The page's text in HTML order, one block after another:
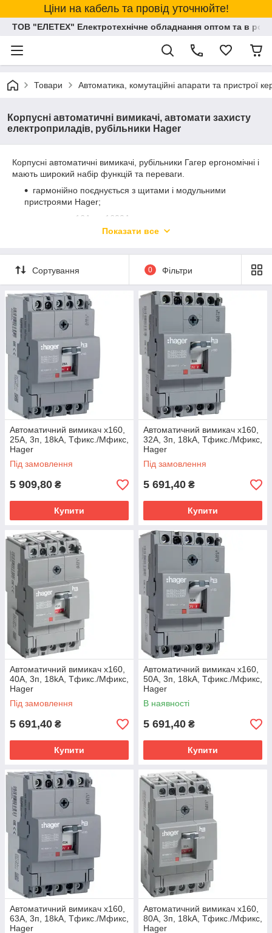
Ціни на кабель та провід уточнюйте!
ТОВ "ЕЛЕТЕХ" Електротехнічне обладнання оптом та в
Товари Автоматика, комутаційні апарати та пристрої
Корпусні автоматичні вимикачі, автомати захисту
електроприладів, рубільники Hager
Корпусні автоматичні вимикачі, рубільники Гагер ергономічні і
мають широкий набір функцій та переваги.
гармонійно поєднується з щитами і модульними
пристроями Hager;
на токи от 16А до 1600А;
повний асортимент аксесуарів;
селективність і захист генератора;
просто - защелковуванням.
Показати все
Сортування 0 Фільтри
Автоматичний вимикач x160,
25А, 3п, 18kA, Тфикс./Мфикс,
Hager
Під замовлення
5 909,80 ₴
Купити
Автоматичний вимикач x160,
32А, 3п, 18kA, Тфикс./Мфикс,
Hager
Під замовлення
5 691,40 ₴
Купити
Автоматичний вимикач x160,
40А, 3п, 18kA, Тфикс./Мфикс,
Hager
Під замовлення
5 691,40 ₴
Купити
Автоматичний вимикач x160,
50А, 3п, 18kA, Тфикс./Мфикс,
Hager
В наявності
5 691,40 ₴
Купити
Автоматичний вимикач x160,
63А, 3п, 18kA, Тфикс./Мфикс,
Hager
Автоматичний вимикач x160,
80А, 3п, 18kA, Тфикс./Мфикс,
Hager